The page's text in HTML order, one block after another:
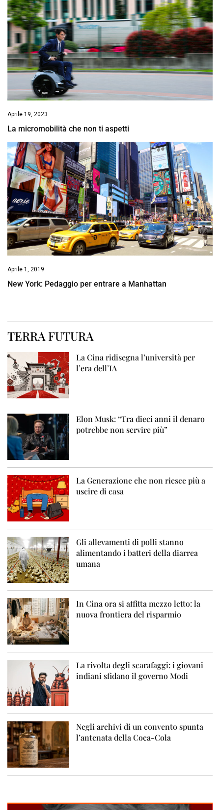
Aprile 19, 2023
La micromobilità che non ti aspetti
Aprile 1, 2019
New York: Pedaggio per entrare a Manhattan
TERRA FUTURA
La Cina ridisegna l’università per
l’era dell’IA
Elon Musk: “Tra dieci anni il denaro
potrebbe non servire più”
La Generazione che non riesce più a
uscire di casa
Gli allevamenti di polli stanno
alimentando i batteri della diarrea
umana
In Cina ora si affitta mezzo letto: la
nuova frontiera del risparmio
La rivolta degli scarafaggi: i giovani
indiani sfidano il governo Modi
Negli archivi di un convento spunta
l’antenata della Coca-Cola